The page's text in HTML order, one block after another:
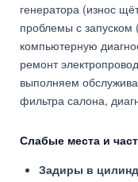
генератора (износ
проблемы с запуском
компьютерную
ремонт
выполняем
фильтра салона,
Слабые места и
Задиры в